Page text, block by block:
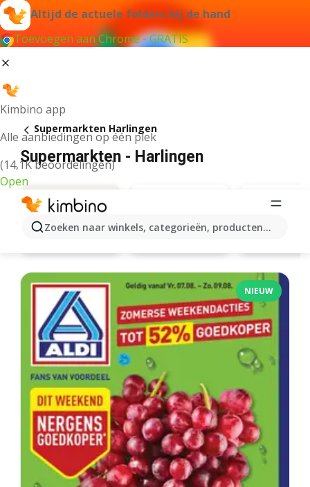
Altijd de actuele folders bij de hand
Toevoegen aan Chrome - GRATIS
Kimbino app
Alle aanbiedingen op één plek
(14,1K beoordelingen)
Open
Zoeken naar winkels, categorieën, producten...
Supermarkten Harlingen
Supermarkten - Harlingen
Albert Heijn
NIEUW